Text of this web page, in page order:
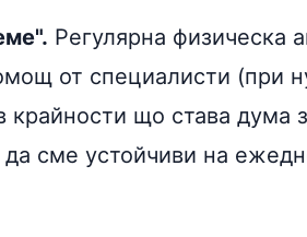
Регулярна физическа
от специалисти (при
крайности що става дума
да сме устойчиви на